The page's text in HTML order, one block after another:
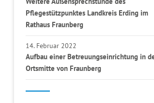
Pflegestützpunktes Landkreis Erding im
Rathaus Fraunberg
14. Februar 2022
Aufbau einer Betreuungseinrichtung in
Ortsmitte von Fraunberg